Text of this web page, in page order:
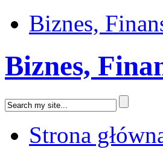
Biznes,
Biznes,
Strona